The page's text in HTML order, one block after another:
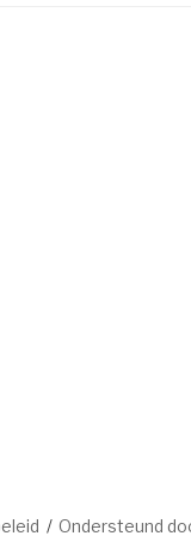
Ondersteund